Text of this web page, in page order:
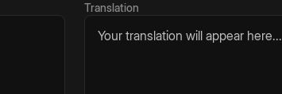
Translation
Your translation will appear here...